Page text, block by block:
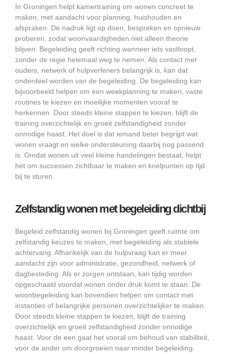
In Groningen helpt kamertraining om wonen concreet te
maken, met aandacht voor planning, huishouden en
afspraken. De nadruk ligt op doen, bespreken en opnieuw
proberen, zodat woonvaardigheden niet alleen theorie
blijven. Begeleiding geeft richting wanneer iets vastloopt,
zonder de regie helemaal weg te nemen. Als contact met
ouders, netwerk of hulpverleners belangrijk is, kan dat
onderdeel worden van de begeleiding. De begeleiding kan
bijvoorbeeld helpen om een weekplanning te maken, vaste
routines te kiezen en moeilijke momenten vooraf te
herkennen. Door steeds kleine stappen te kiezen, blijft de
training overzichtelijk en groeit zelfstandigheid zonder
onnodige haast. Het doel is dat iemand beter begrijpt wat
wonen vraagt en welke ondersteuning daarbij nog passend
is. Omdat wonen uit veel kleine handelingen bestaat, helpt
het om successen zichtbaar te maken en knelpunten op tijd
bij te sturen.
Zelfstandig wonen met begeleiding dichtbij
Begeleid zelfstandig wonen bij Groningen geeft ruimte om
zelfstandig keuzes te maken, met begeleiding als stabiele
achtervang. Afhankelijk van de hulpvraag kan er meer
aandacht zijn voor administratie, gezondheid, netwerk of
dagbesteding. Als er zorgen ontstaan, kan tijdig worden
opgeschaald voordat wonen onder druk komt te staan. De
woonbegeleiding kan bovendien helpen om contact met
instanties of belangrijke personen overzichtelijker te maken.
Door steeds kleine stappen te kiezen, blijft de training
overzichtelijk en groeit zelfstandigheid zonder onnodige
haast. Voor de een gaat het vooral om behoud van stabiliteit,
voor de ander om doorgroeien naar minder begeleiding.